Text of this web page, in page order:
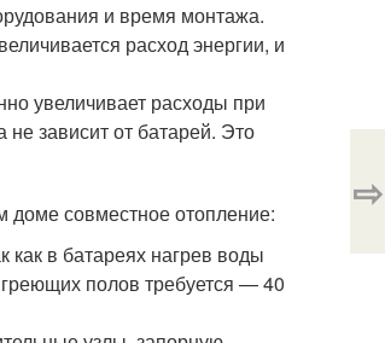
и время монтажа.
расход энергии, и
увеличивает расходы при
зависит от батарей. Это
доме совместное отопление:
как в батареях нагрев воды
полов требуется — 40
⇨